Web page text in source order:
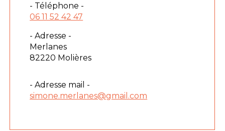
- Téléphone -
06 11 52 42 47
- Adresse -
Merlanes
82220 Molières
- Adresse mail -
simone.merlanes@gmail.com